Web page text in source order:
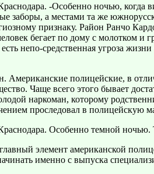
-Особенно ночью, когда
заборы, а местами та же
признаку. Район Ранчо
бегает по дому с молотком и
непо-средственная угроза
полицейские, в
Чаще всего этого бывает
наркоман, которому
проследовал в полицейскую
Особенно темной ночью.
элемент американской
именно с выпуска